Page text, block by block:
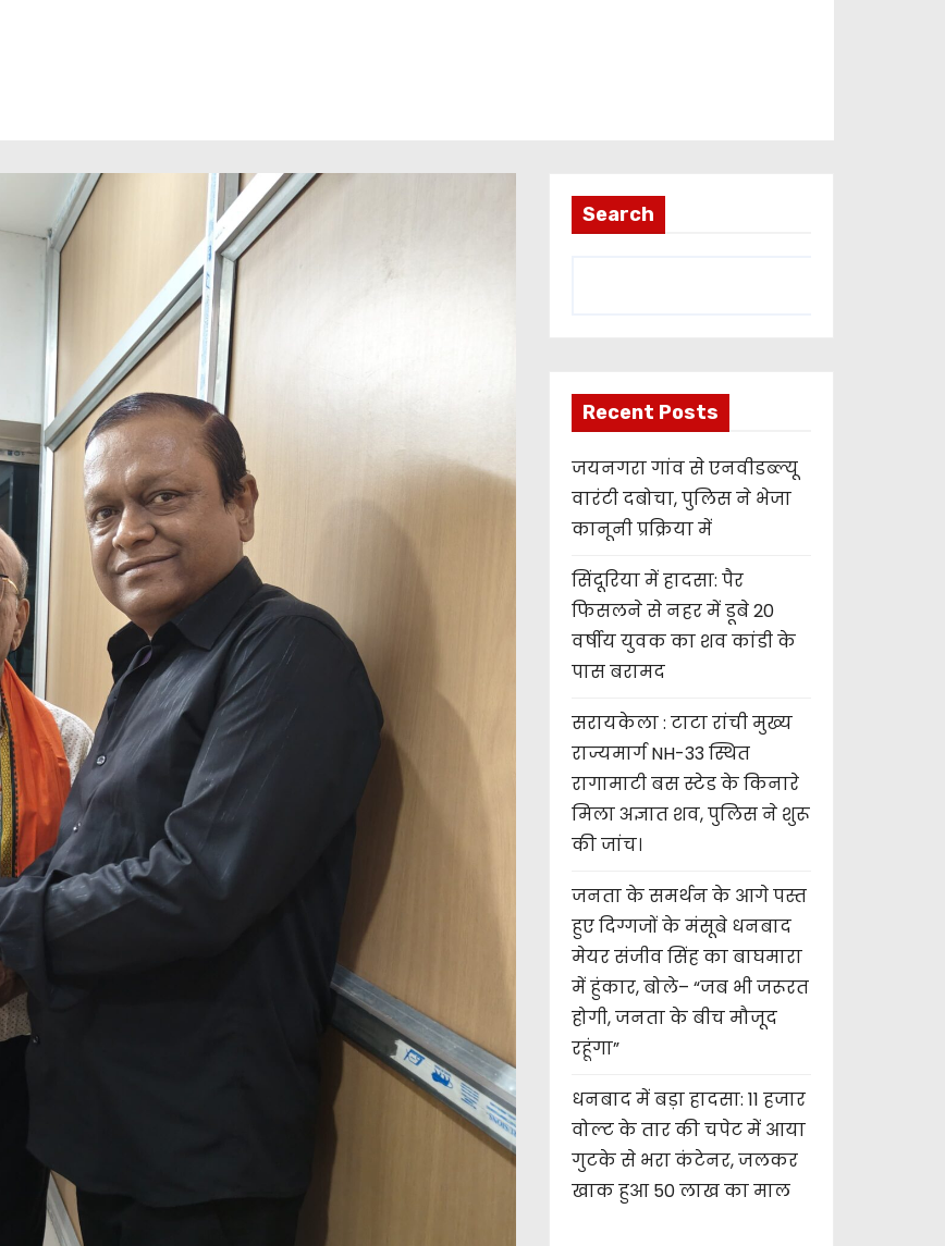
Search
Recent Posts
जयनगरा गांव से एनवीडब्ल्यू
वारंटी दबोचा, पुलिस ने भेजा
कानूनी प्रक्रिया में
सिंदूरिया में हादसा: पैर
फिसलने से नहर में डूबे 20
वर्षीय युवक का शव कांडी के
पास बरामद
सरायकेला : टाटा रांची मुख्य
राज्यमार्ग NH-33 स्थित
रागामाटी बस स्टेड के किनारे
मिला अज्ञात शव, पुलिस ने शुरू
की जांच।
जनता के समर्थन के आगे पस्त
हुए दिग्गजों के मंसूबे धनबाद
मेयर संजीव सिंह का बाघमारा
में हुंकार, बोले– “जब भी जरूरत
होगी, जनता के बीच मौजूद
रहूंगा”
धनबाद में बड़ा हादसा: 11 हजार
वोल्ट के तार की चपेट में आया
गुटके से भरा कंटेनर, जलकर
खाक हुआ 50 लाख का माल